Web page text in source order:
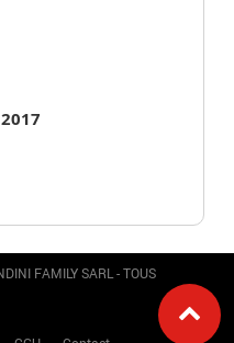
FAMILY SARL - TOUS